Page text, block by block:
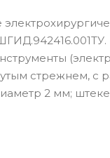
стрежнем, с
2 мм;